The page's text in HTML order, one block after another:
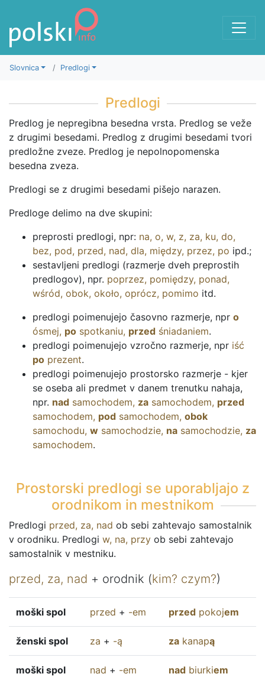
Slovnica Predlogi
Predlogi
Predlog je nepregibna besedna vrsta. Predlog se veže
z drugimi besedami. Predlog z drugimi besedami tvori
predložne zveze. Predlog je nepolnopomenska
besedna zveza.
Predlogi se z drugimi besedami pišejo narazen.
Predloge delimo na dve skupini:
preprosti predlogi, npr: na, o, w, z, za, ku, do,
bez, pod, przed, nad, dla, między, przez, po ipd.;
sestavljeni predlogi (razmerje dveh preprostih
predlogov), npr. poprzez, pomiędzy, ponad,
wśród, obok, około, oprócz, pomimo itd.
predlogi poimenujejo časovno razmerje, npr o
ósmej, po spotkaniu, przed śniadaniem.
predlogi poimenujejo vzročno razmerje, npr iść
po prezent.
predlogi poimenujejo prostorsko razmerje - kjer
se oseba ali predmet v danem trenutku nahaja,
npr. nad samochodem, za samochodem, przed
samochodem, pod samochodem, obok
samochodu, w samochodzie, na samochodzie, za
samochodem.
Prostorski predlogi se uporabljajo z
orodnikom in mestnikom
Predlogi przed, za, nad ob sebi zahtevajo samostalnik
v orodniku. Predlogi w, na, przy ob sebi zahtevajo
samostalnik v mestniku.
przed, za, nad + orodnik (kim? czym?)
moški spol przed + -em przed pokojem
ženski spol za + -ą za kanapą
moški spol nad + -em nad biurkiem